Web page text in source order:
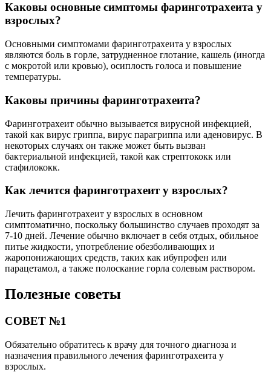
Каковы основные симптомы фаринготрахеита у
взрослых?
Основными симптомами фаринготрахеита у взрослых
являются боль в горле, затрудненное глотание, кашель (иногда
с мокротой или кровью), осиплость голоса и повышение
температуры.
Каковы причины фаринготрахеита?
Фаринготрахеит обычно вызывается вирусной инфекцией,
такой как вирус гриппа, вирус парагриппа или аденовирус. В
некоторых случаях он также может быть вызван
бактериальной инфекцией, такой как стрептококк или
стафилококк.
Как лечится фаринготрахеит у взрослых?
Лечить фаринготрахеит у взрослых в основном
симптоматично, поскольку большинство случаев проходят за
7-10 дней. Лечение обычно включает в себя отдых, обильное
питье жидкости, употребление обезболивающих и
жаропонижающих средств, таких как ибупрофен или
парацетамол, а также полоскание горла солевым раствором.
Полезные советы
СОВЕТ №1
Обязательно обратитесь к врачу для точного диагноза и
назначения правильного лечения фаринготрахеита у
взрослых.